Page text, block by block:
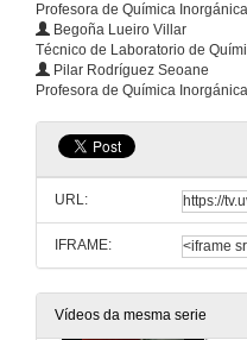
Profesora de Química
Begoña Lueiro Villar
Técnico de Laboratorio de
Pilar Rodríguez Seoane
Profesora de Química
URL:
IFRAME:
Vídeos da mesma serie
1 de
1 de